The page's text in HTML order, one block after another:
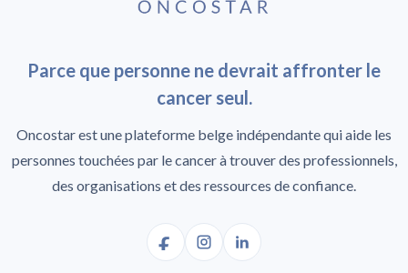
Parce que personne ne devrait affronter le
cancer seul.
Oncostar est une plateforme belge indépendante qui aide les
personnes touchées par le cancer à trouver des professionnels,
des organisations et des ressources de confiance.